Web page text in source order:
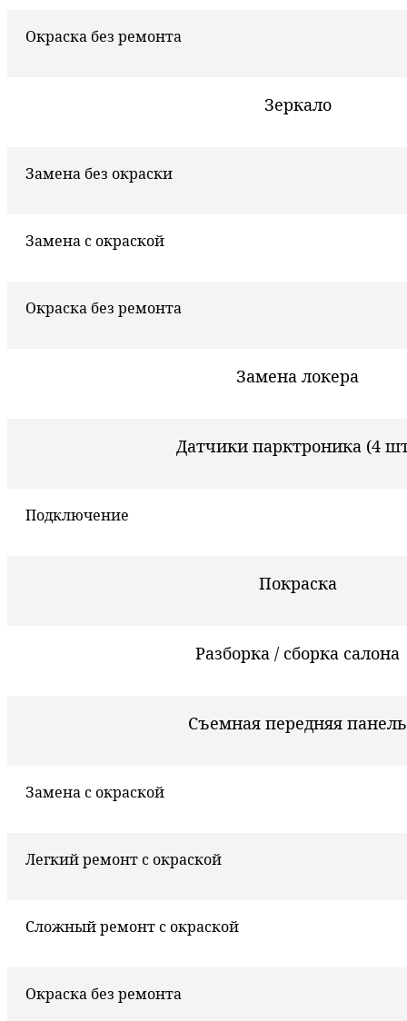
Окраска без ремонта
Зеркало
Замена без окраски
Замена с окраской
Окраска без ремонта
Замена локера
Датчики парктроника (4
Подключение
Покраска
Разборка / сборка салона
Съемная передняя панель
Замена с окраской
Легкий ремонт с окраской
Сложный ремонт с окраской
Окраска без ремонта